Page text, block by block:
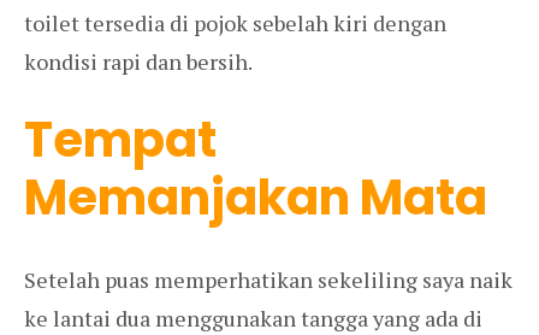
toilet tersedia di pojok sebelah kiri dengan
kondisi rapi dan bersih.
Tempat
Memanjakan Mata
Setelah puas memperhatikan sekeliling saya naik
ke lantai dua menggunakan tangga yang ada di